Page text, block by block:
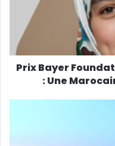
Prix Bayer
: Une